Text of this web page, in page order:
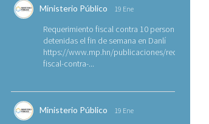
Ministerio Público 19 Ene
Requerimiento fiscal contra 10 personas
detenidas el fin de semana en Danlí
https://www.mp.hn/publicaciones/
fiscal-contra-...
Ministerio Público 19 Ene